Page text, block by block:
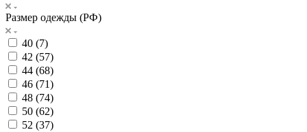
Размер одежды (РФ)
40 (7)
42 (57)
44 (68)
46 (71)
48 (74)
50 (62)
52 (37)